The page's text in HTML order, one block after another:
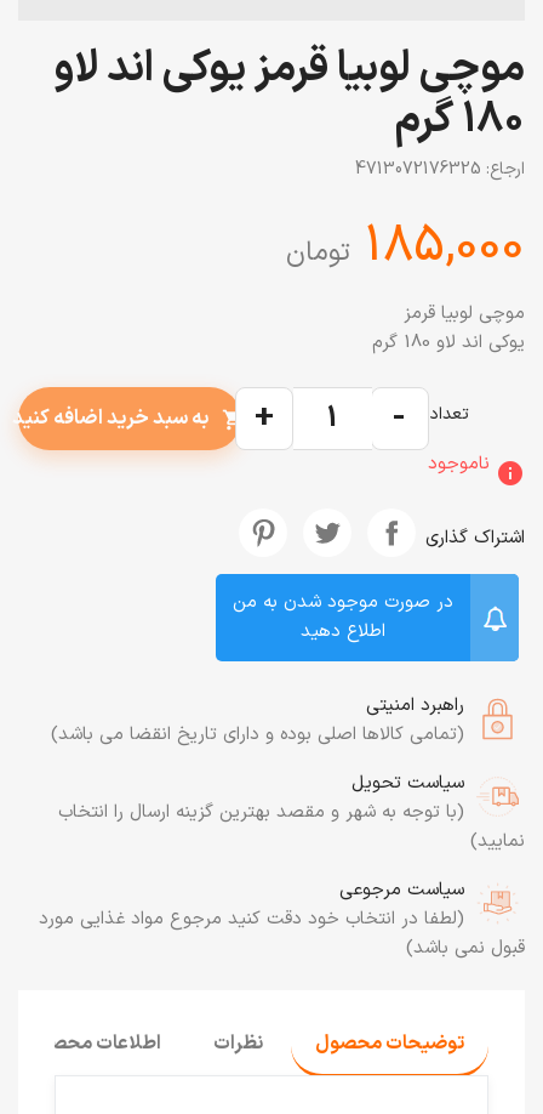
موچی لوبیا قرمز یوکی اند لاو
180 گرم
ارجاع: 4713072176325
‎185,000 تومان
موچی لوبیا قرمز
یوکی اند لاو 180 گرم
تعداد -
+
shopping_cart به سبد خرید اضافه کنید
info ناموجود
اشتراک گذاری
در صورت موجود شدن به من
اطلاع دهید
راهبرد امنیتی
(تمامی کالاها اصلی بوده و دارای تاریخ انقضا می باشد)
سیاست تحویل
(با توجه به شهر و مقصد بهترین گزینه ارسال را انتخاب
نمایید)
سیاست مرجوعی
(لطفا در انتخاب خود دقت کنید مرجوع مواد غذایی مورد
قبول نمی باشد)
توضیحات محصول نظرات اطلاعات محصول